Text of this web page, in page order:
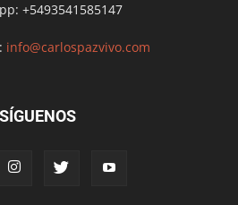
+5493541585147
info@carlospazvivo.com
SÍGUENOS